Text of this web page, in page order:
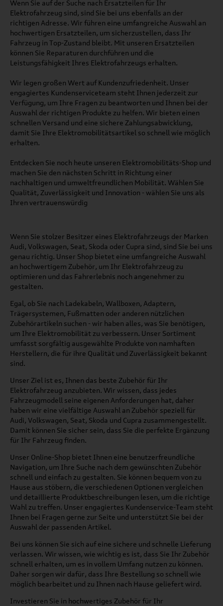
Wenn Sie auf der Suche nach Ersatzteilen für Ihr
Elektrofahrzeug sind, sind Sie bei uns ebenfalls an der
richtigen Adresse. Wir führen eine umfangreiche Auswahl an
hochwertigen Ersatzteilen, um sicherzustellen, dass Ihr
Fahrzeug in Top-Zustand bleibt. Mit unseren Ersatzteilen
können Sie Reparaturen durchführen und die
Leistungsfähigkeit Ihres Elektrofahrzeugs erhalten.
Wir legen großen Wert auf Kundenzufriedenheit. Unser
engagiertes Kundenserviceteam steht Ihnen jederzeit zur
Verfügung, um Ihre Fragen zu beantworten und Ihnen bei der
Auswahl der richtigen Produkte zu helfen. Wir bieten einen
schnellen Versand und eine sichere Zahlungsabwicklung,
damit Sie Ihre Elektromobilitätsartikel so schnell wie möglich
erhalten.
Entdecken Sie noch heute unseren Elektromobilitäts-Shop und
machen Sie den nächsten Schritt in Richtung einer
nachhaltigen und umweltfreundlichen Mobilität. Wählen Sie
Qualität, Zuverlässigkeit und Innovation - wählen Sie uns als
Ihren vertrauenswürdig
Wenn Sie stolzer Besitzer eines Elektrofahrzeugs der Marken
Audi, Volkswagen, Seat, Skoda oder Cupra sind, sind Sie bei uns
genau richtig. Unser Shop bietet eine umfangreiche Auswahl
an hochwertigem Zubehör, um Ihr Elektrofahrzeug zu
optimieren und das Fahrerlebnis noch angenehmer zu
gestalten.
Egal, ob Sie nach Ladekabeln, Wallboxen, Adaptern,
Trägersystemen, Fußmatten oder anderen nützlichen
Zubehörartikeln suchen - wir haben alles, was Sie benötigen,
um Ihre Elektromobilität zu verbessern. Unser Sortiment
umfasst sorgfältig ausgewählte Produkte von namhaften
Herstellern, die für ihre Qualität und Zuverlässigkeit bekannt
sind.
Unser Ziel ist es, Ihnen das beste Zubehör für Ihr
Elektrofahrzeug anzubieten. Wir wissen, dass jedes
Fahrzeugmodell seine eigenen Anforderungen hat, daher
haben wir eine vielfältige Auswahl an Zubehör speziell für
Audi, Volkswagen, Seat, Skoda und Cupra zusammengestellt.
Damit können Sie sicher sein, dass Sie die perfekte Ergänzung
für Ihr Fahrzeug finden.
Unser Online-Shop bietet Ihnen eine benutzerfreundliche
Navigation, um Ihre Suche nach dem gewünschten Zubehör
schnell und einfach zu gestalten. Sie können bequem von zu
Hause aus stöbern, die verschiedenen Optionen vergleichen
und detaillierte Produktbeschreibungen lesen, um die richtige
Wahl zu treffen. Unser engagiertes Kundenservice-Team steht
Ihnen bei Fragen gerne zur Seite und unterstützt Sie bei der
Auswahl der passenden Artikel.
Bei uns können Sie sich auf eine sichere und schnelle Lieferung
verlassen. Wir wissen, wie wichtig es ist, dass Sie Ihr Zubehör
schnell erhalten, um es in vollem Umfang nutzen zu können.
Daher sorgen wir dafür, dass Ihre Bestellung so schnell wie
möglich bearbeitet und zu Ihnen nach Hause geliefert wird.
Investieren Sie in hochwertiges Zubehör für Ihr